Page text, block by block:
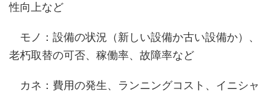
性向上など
モノ：設備の状況（新しい設備か古い設備か）、
老朽取替の可否、稼働率、故障率など
カネ：費用の発生、ランニングコスト、イニシャ